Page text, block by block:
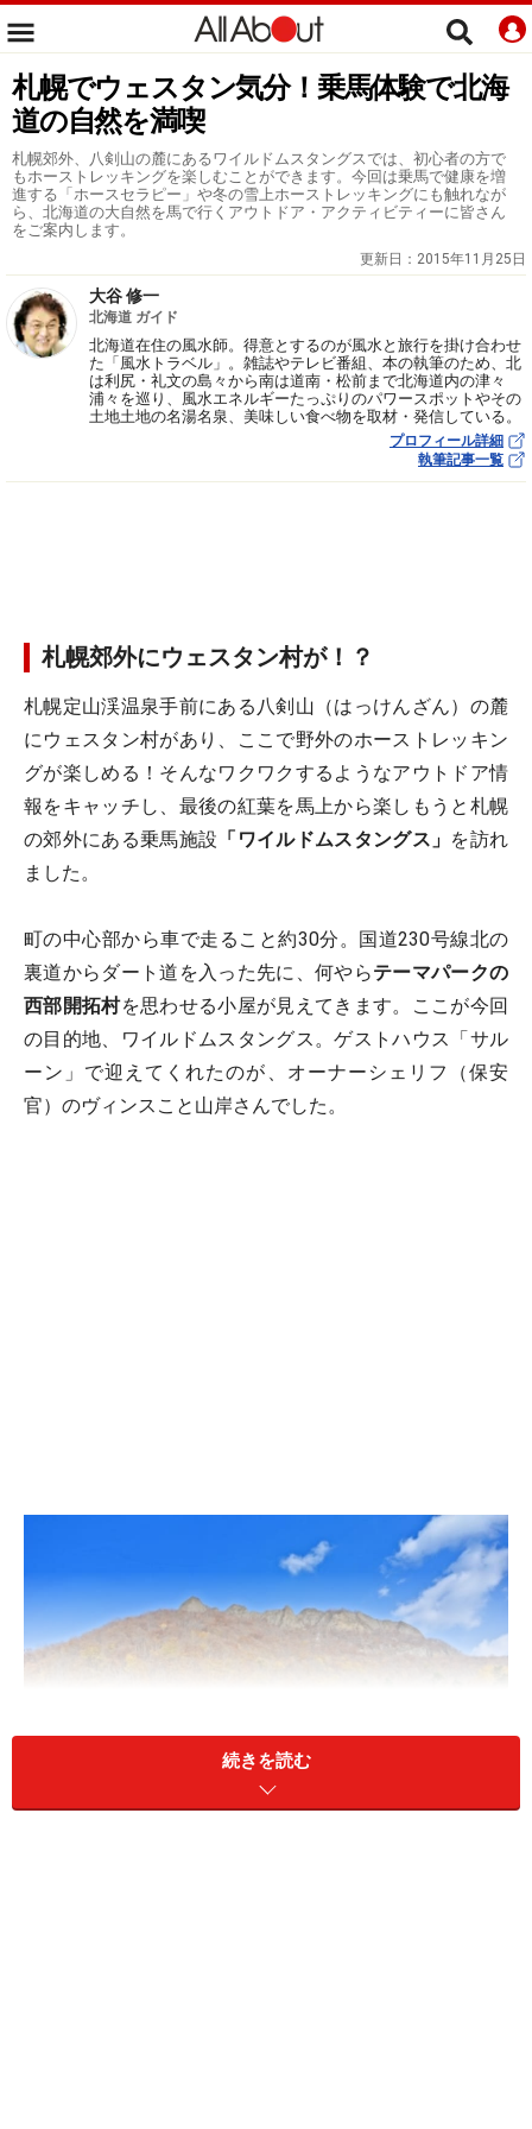
札幌でウェスタン気分！乗馬体験で北海
道の自然を満喫
札幌郊外、八剣山の麓にあるワイルドムスタングスでは、初心者の方で
もホーストレッキングを楽しむことができます。今回は乗馬で健康を増
進する「ホースセラピー」や冬の雪上ホーストレッキングにも触れなが
ら、北海道の大自然を馬で行くアウトドア・アクティビティーに皆さん
をご案内します。
更新日： 2015年11月25日
大谷 修一
北海道 ガイド
北海道在住の風水師。得意とするのが風水と旅行を掛け合わせ
た「風水トラベル」。雑誌やテレビ番組、本の執筆のため、北
は利尻・礼文の島々から南は道南・松前まで北海道内の津々
浦々を巡り、風水エネルギーたっぷりのパワースポットやその
土地土地の名湯名泉、美味しい食べ物を取材・発信している。
プロフィール詳細
執筆記事一覧
札幌郊外にウェスタン村が！？
札幌定山渓温泉手前にある八剣山（はっけんざん）の麓
にウェスタン村があり、ここで野外のホーストレッキン
グが楽しめる！そんなワクワクするようなアウトドア情
報をキャッチし、最後の紅葉を馬上から楽しもうと札幌
の郊外にある乗馬施設 「ワイルドムスタングス」 を訪れ
ました。
町の中心部から車で走ること約30分。国道230号線北の
裏道からダート道を入った先に、何やらテーマパークの
西部開拓村を思わせる小屋が見えてきます。ここが今回
の目的地、ワイルドムスタングス。ゲストハウス「サル
ーン」で迎えてくれたのが、オーナーシェリフ（保安
官）のヴィンスこと山岸さんでした。
続きを読む